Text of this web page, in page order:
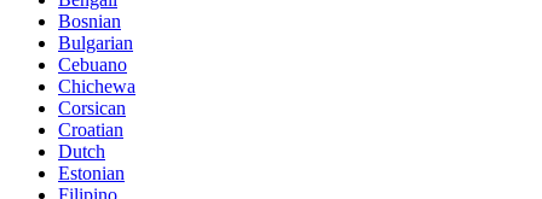
Bosnian
Bulgarian
Cebuano
Chichewa
Corsican
Croatian
Dutch
Estonian